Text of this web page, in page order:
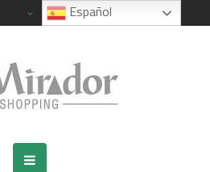
Español